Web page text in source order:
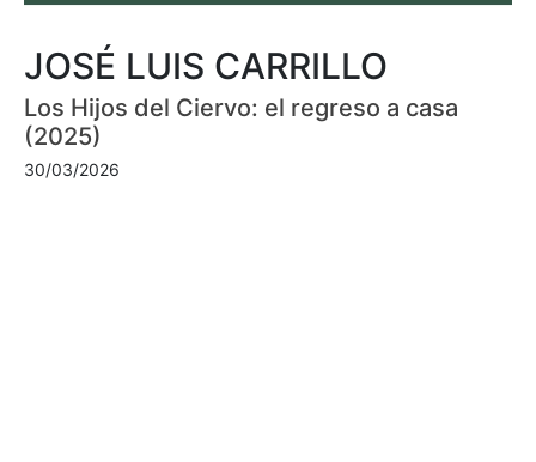
JOSÉ LUIS CARRILLO
Los Hijos del Ciervo: el regreso a casa
(2025)
30/03/2026